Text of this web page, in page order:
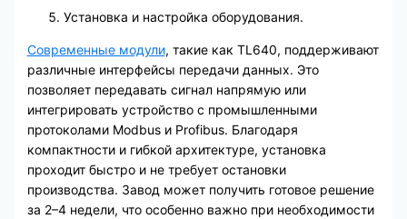
Установка и настройка оборудования.
Современные модули, такие как TL640, поддерживают
различные интерфейсы передачи данных. Это
позволяет передавать сигнал напрямую или
интегрировать устройство с промышленными
протоколами Modbus и Profibus. Благодаря
компактности и гибкой архитектуре, установка
проходит быстро и не требует остановки
производства. Завод может получить готовое решение
за 2–4 недели, что особенно важно при необходимости